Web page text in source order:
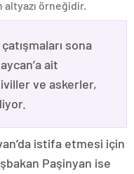
altyazı örneğidir.
sona
ait
ve askerler,
istifa etmesi için
Paşinyan ise